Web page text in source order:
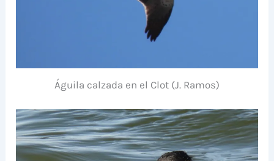
Águila calzada en el Clot (J. Ramos)